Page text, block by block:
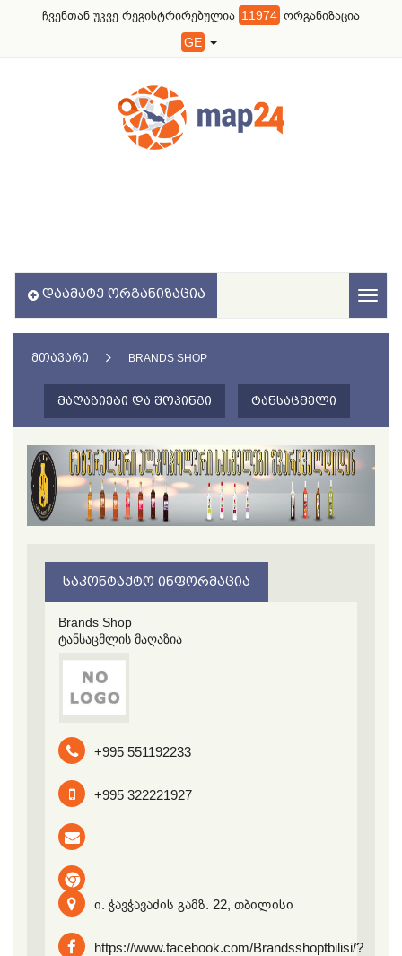
ჩვენთან უკვე რეგისტრირებულია 11974 ორგანიზაცია
GE
ᲓᲐᲐᲛᲐᲢᲔ ᲝᲠᲒᲐᲜᲘᲖᲐᲪᲘᲐ
ᲛᲗᲐᲕᲐᲠᲘ BRANDS SHOP
ᲛᲐᲦᲐᲖᲘᲔᲑᲘ ᲓᲐ ᲨᲝᲞᲘᲜᲒᲘ ᲢᲐᲜᲡᲐᲪᲛᲔᲚᲘ
ᲡᲐᲙᲝᲜᲢᲐᲥᲢᲝ ᲘᲜᲤᲝᲠᲛᲐᲪᲘᲐ
Brands Shop
ტანსაცმლის მაღაზია
+995 551192233
+995 322221927
ი. ჭავჭავაძის გამზ. 22, თბილისი
https://www.facebook.com/Brandsshoptbilisi/?